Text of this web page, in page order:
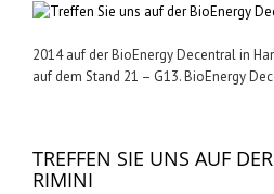
2014 auf der BioEnergy Decentral in
auf dem Stand 21 – G13. BioEnergy
TREFFEN SIE UNS AUF
RIMINI